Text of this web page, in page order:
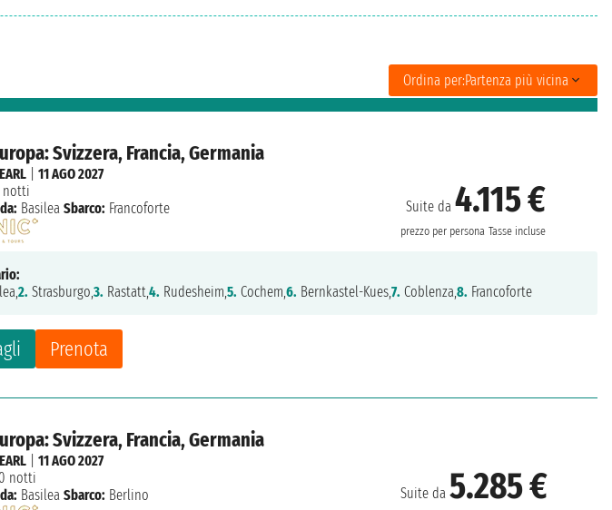
Ordina per:Partenza più vicina
Svizzera, Francia, Germania
Suite da4.115 €
prezzo per persona Tasse incluse
Prenota
|11 AGO 2027
notti
Basilea Sbarco: Francoforte
2. Strasburgo,3. Rastatt,4. Rudesheim,5. Cochem,6. Bernkastel-Kues,7. Coblenza,8. Francoforte
Svizzera, Francia, Germania
Suite da5.285 €
|11 AGO 2027
notti
Basilea Sbarco: Berlino